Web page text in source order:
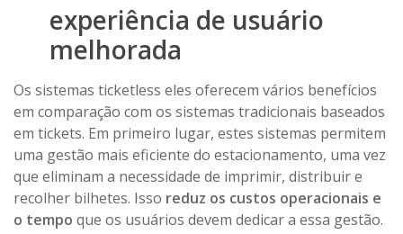
experiência de usuário
melhorada
Os sistemas ticketless eles oferecem vários benefícios
em comparação com os sistemas tradicionais baseados
em tickets. Em primeiro lugar, estes sistemas permitem
uma gestão mais eficiente do estacionamento, uma vez
que eliminam a necessidade de imprimir, distribuir e
recolher bilhetes. Isso reduz os custos operacionais e
o tempo que os usuários devem dedicar a essa gestão.